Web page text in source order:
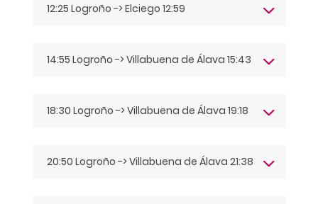
12:25 Logroño -> Elciego 12:59
14:55 Logroño -> Villabuena de Álava 15:43
18:30 Logroño -> Villabuena de Álava 19:18
20:50 Logroño -> Villabuena de Álava 21:38